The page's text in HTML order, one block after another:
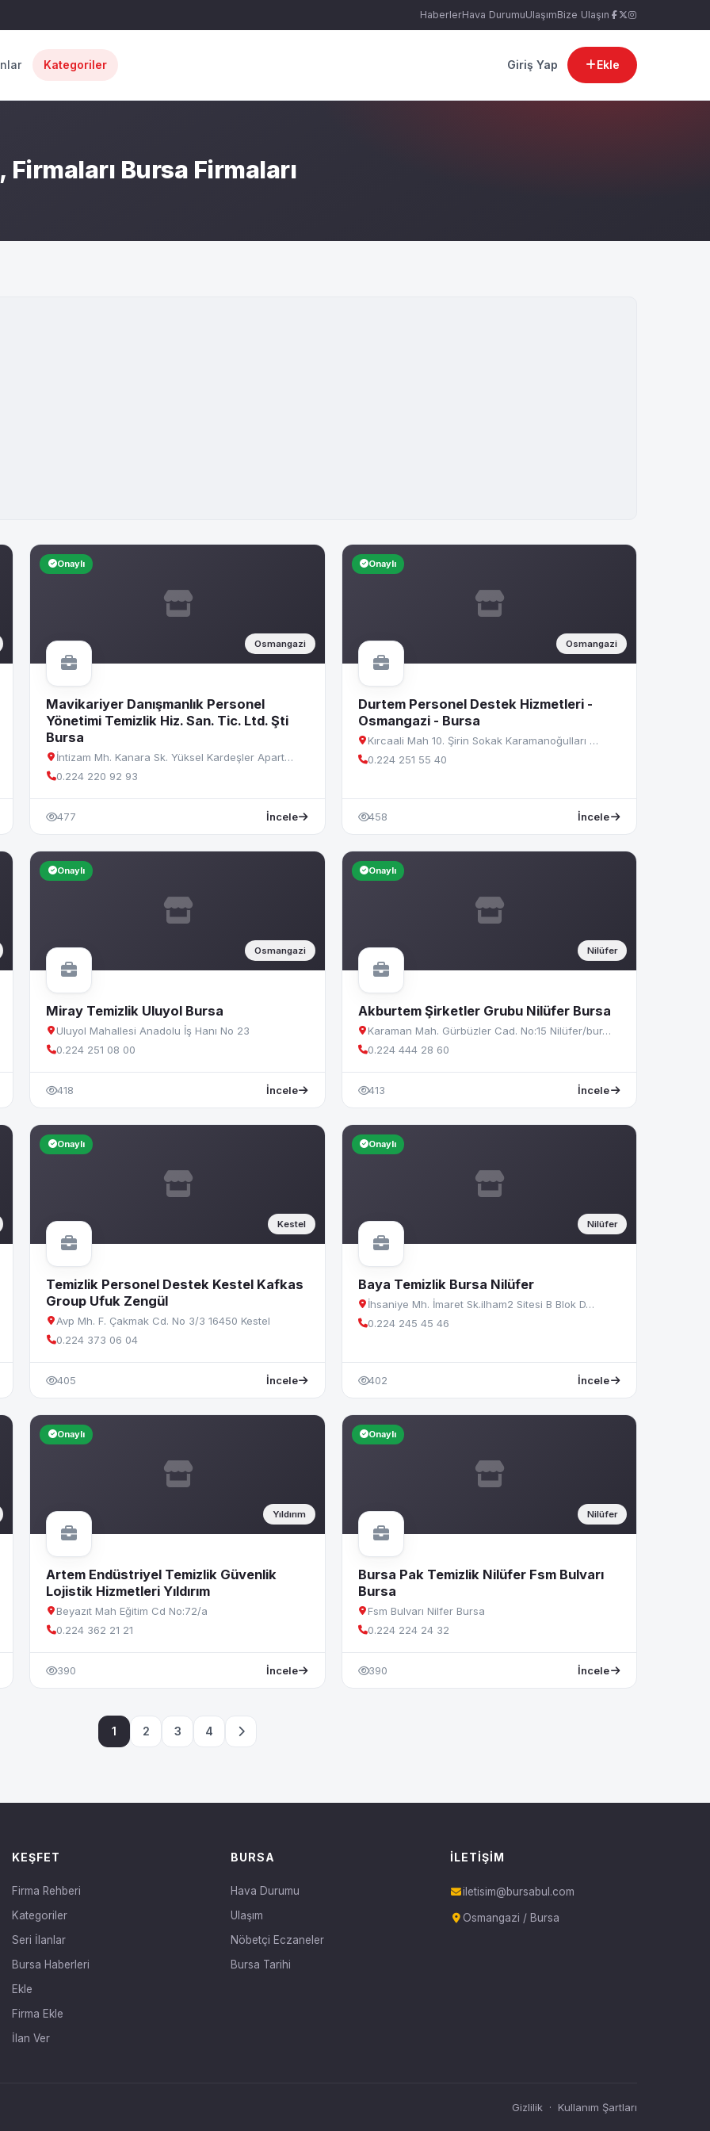
HaberlerHava DurumuUlaşımBize Ulaşın
Kategoriler Giriş Yap Ekle
Bursa Firmaları
Onaylı
Osmangazi
Mavikariyer Danışmanlık Personel
Yönetimi Temizlik Hiz. San. Tic. Ltd. Şti
Bursa
İntizam Mh. Kanara Sk. Yüksel Kardeşler Apart…
0.224 220 92 93
477 İncele
Onaylı
Osmangazi
Durtem Personel Destek Hizmetleri -
Osmangazi - Bursa
Kırcaali Mah 10. Şirin Sokak Karamanoğulları …
0.224 251 55 40
458 İncele
Onaylı
Osmangazi
Miray Temizlik Uluyol Bursa
Uluyol Mahallesi Anadolu İş Hanı No 23
0.224 251 08 00
418 İncele
Onaylı
Nilüfer
Akburtem Şirketler Grubu Nilüfer Bursa
Karaman Mah. Gürbüzler Cad. No:15 Nilüfer/bur…
0.224 444 28 60
413 İncele
Onaylı
Kestel
Temizlik Personel Destek Kestel Kafkas
Group Ufuk Zengül
Avp Mh. F. Çakmak Cd. No 3/3 16450 Kestel
0.224 373 06 04
405 İncele
Onaylı
Nilüfer
Baya Temizlik Bursa Nilüfer
İhsaniye Mh. İmaret Sk.ilham2 Sitesi B Blok D…
0.224 245 45 46
402 İncele
Onaylı
Yıldırım
Artem Endüstriyel Temizlik Güvenlik
Lojistik Hizmetleri Yıldırım
Beyazıt Mah Eğitim Cd No:72/a
0.224 362 21 21
390 İncele
Onaylı
Nilüfer
Bursa Pak Temizlik Nilüfer Fsm Bulvarı
Bursa
Fsm Bulvarı Nilfer Bursa
0.224 224 24 32
390 İncele
1 2 3 4
KEŞFET
Firma Rehberi
Kategoriler
Seri İlanlar
Bursa Haberleri
Ekle
Firma Ekle
İlan Ver
BURSA
Hava Durumu
Ulaşım
Nöbetçi Eczaneler
Bursa Tarihi
İLETIŞIM
iletisim@bursabul.com
Osmangazi / Bursa
Gizlilik · Kullanım Şartları